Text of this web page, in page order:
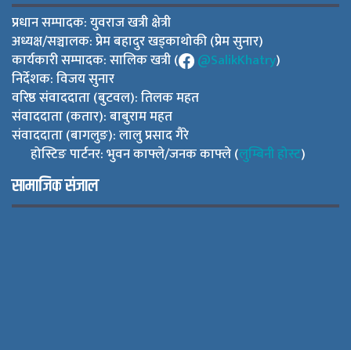
प्रधान सम्पादक: युवराज खत्री क्षेत्री
अध्यक्ष/सञ्चालक: प्रेम बहादुर खड्काथोकी (प्रेम सुनार)
कार्यकारी सम्पादक: सालिक खत्री (
@SalikKhatry)
निर्देशक: विजय सुनार
वरिष्ठ संवाददाता (बुटवल): तिलक महत
संवाददाता (कतार): बाबुराम महत
संवाददाता (बागलुङ): लालु प्रसाद गैरे
होस्टिङ पार्टनर: भुवन काफ्ले/जनक काफ्ले (लुम्बिनी होस्ट)
सामाजिक संजाल